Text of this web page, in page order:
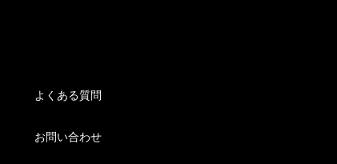
よくある質問
お問い合わせ